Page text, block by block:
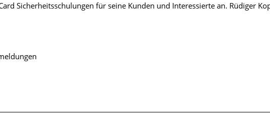
Sicherheitsschulungen für seine Kunden und Interessierte an. Rüdiger